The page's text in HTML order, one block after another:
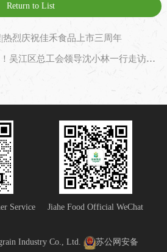
Return to List
热烈庆祝佳禾食品上市三周年
Next：调研、指导、授牌！吴江区总工会领导沈小林一行走访佳禾食品
Service Jiahe Food Official WeChat
Industry Co., Ltd. 苏公网安备